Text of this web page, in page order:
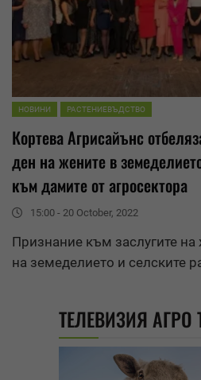
НОВИНИ РАСТЕНИЕВЪДСТВО
Кортева Агрисайънс
ден на жените в
към дамите от агросектора
15:00 - 20 October, 2022
Признание към заслугите на
на земеделието и селските
ТЕЛЕВИЗИЯ АГРО